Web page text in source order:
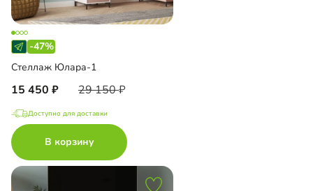
-47%
Стеллаж Юлара-1
15 450 29 150
Доступно для доставки
В корзину